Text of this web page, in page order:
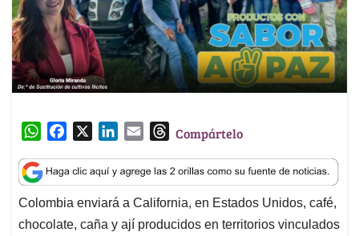
W
a
t
s
A
c
e
b
o
n
k
e
d
a
i
l
T
r
e
a
d
Compártelo
Colombia enviará a California, en Estados Unidos, café,
chocolate, caña y ají producidos en territorios vinculados